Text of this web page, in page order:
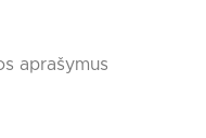
aprašymus